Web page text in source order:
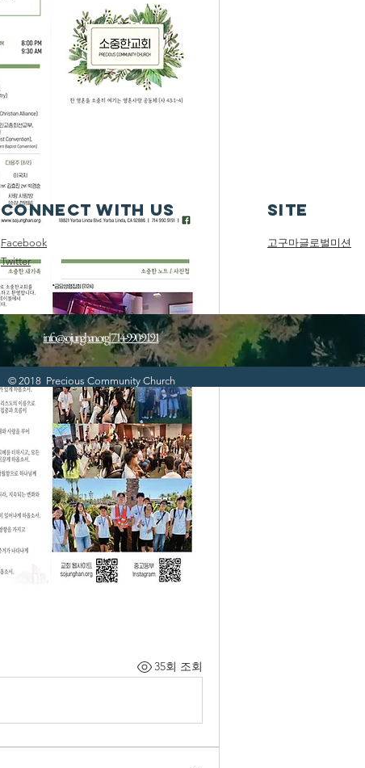
35회 조회
Connect with us
Facebook
Twitter
Site
고구마글로벌미션
info@sojunghan.org|714-990-9191
© 2018 Precious Community Church